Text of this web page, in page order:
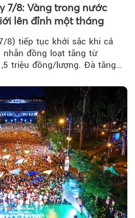
7/8: Vàng trong nước
lên đỉnh một tháng
8) tiếp tục khởi sắc khi cả
nhẫn đồng loạt tăng từ
triệu đồng/lượng. Đà tăng
lên mức cao nhất trong